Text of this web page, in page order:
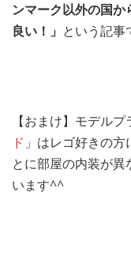
ンマーク以外の国
良い！」 という記事
【おまけ】モデル
ド 」はレゴ好きの
とに部屋の内装が
います^^